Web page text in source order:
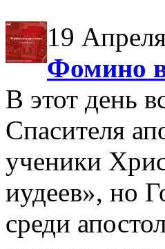
19
Фомино
В этот день
Спасителя
ученики
иудеев», но
среди